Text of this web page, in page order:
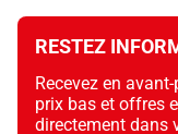
RESTEZ
Recevez en
prix bas et offres
directement dans